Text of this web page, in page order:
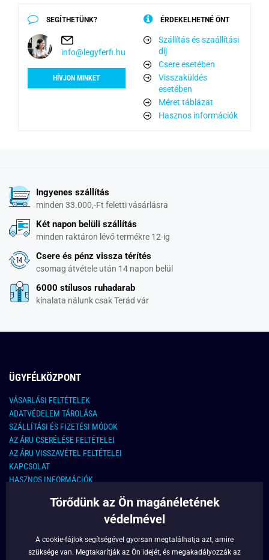
SEGÍTHETÜNK?
info@legyferfi.hu
HÍVJON MINKET
ÉRDEKELHETNÉ ÖNT
Szállítás és szaállítási
díj
Csere esetében
Visszaküldés
esetében
Méret táblázat
Hasznos információk
Ingyenes szállítás
minden 33.000,-Ft feletti vásárlásra
Két napon belüli szállítás
minden raktáron lévő termékre 12-ig
Csere és pénz vissza térítés
csomag átvétele után 14 napon belül
6000 stílusos ruhadarab
kínalata nálunk csak Terád vár
ÜGYFÉLKÖZPONT
VÁSARLÁSI FELTÉTELEK
ADATVÉDELEM TÁROLÁSA
SZÁLLÍTÁSI ÉS FIZETÉSI MÓDOK
AZ ÁRU CSERÉLÉSE FELTÉTELEI
AZ ÁRU VISSZAVÉTEL FELTÉTELEI
KAPCSOLAT
HASZNOS INFORMÁCIÓK
KAPCSOLAT
info@legyferfi.hu
FONTOS INFORMÁCIÓK
Törődünk az Ön magánéletének
védelmével
A cookie-fájlok segítségével gyorsan megtalálhatja azt, amire
szüksége van. Megtakarítják az Ön idejét, és megakadályozzák az